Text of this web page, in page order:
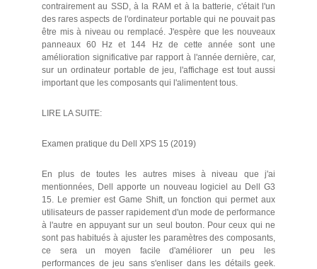
contrairement au SSD, à la RAM et à la batterie, c'était l'un
des rares aspects de l'ordinateur portable qui ne pouvait pas
être mis à niveau ou remplacé. J'espère que les nouveaux
panneaux 60 Hz et 144 Hz de cette année sont une
amélioration significative par rapport à l'année dernière, car,
sur un ordinateur portable de jeu, l'affichage est tout aussi
important que les composants qui l'alimentent tous.
LIRE LA SUITE:
Examen pratique du Dell XPS 15 (2019)
En plus de toutes les autres mises à niveau que j'ai
mentionnées, Dell apporte un nouveau logiciel au Dell G3
15. Le premier est Game Shift, un fonction qui permet aux
utilisateurs de passer rapidement d'un mode de performance
à l'autre en appuyant sur un seul bouton. Pour ceux qui ne
sont pas habitués à ajuster les paramètres des composants,
ce sera un moyen facile d'améliorer un peu les
performances de jeu sans s'enliser dans les détails geek.